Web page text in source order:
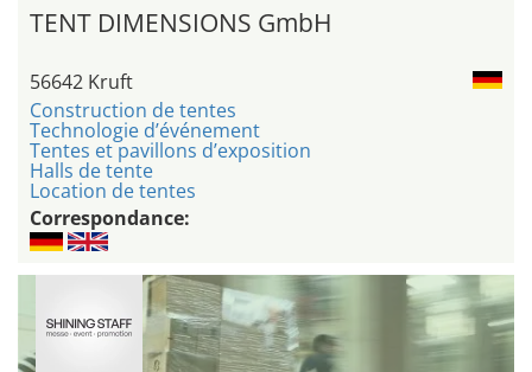
TENT DIMENSIONS GmbH
56642 Kruft
Construction de tentes
Technologie d’événement
Tentes et pavillons d’exposition
Halls de tente
Location de tentes
Correspondance: